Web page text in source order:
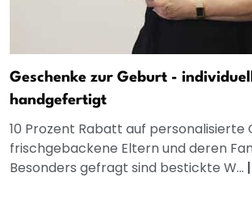
Geschenke zur Geburt -
handgefertigt
10 Prozent Rabatt auf personalisierte
frischgebackene Eltern und deren
Besonders gefragt sind bestickte W... |